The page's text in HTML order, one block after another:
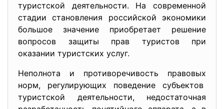
туристской деятельности. На современной
стадии становления российской экономики
большое значение приобретает решение
вопросов защиты прав туристов при
оказании туристских услуг.
Неполнота и противоречивость правовых
норм, регулирующих поведение субъектов
туристской деятельности, недостаточная